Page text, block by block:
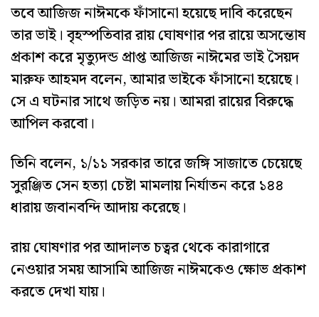
তবে আজিজ নাঈমকে ফাঁসানো হয়েছে দাবি করেছেন
তার ভাই। বৃহস্পতিবার রায় ঘোষণার পর রায়ে অসন্তোষ
প্রকাশ করে মৃত্যুদন্ড প্রাপ্ত আজিজ নাঈমের ভাই সৈয়দ
মারুফ আহমদ বলেন, আমার ভাইকে ফাঁসানো হয়েছে।
সে এ ঘটনার সাথে জড়িত নয়। আমরা রায়ের বিরুদ্ধে
আপিল করবো।
তিনি বলেন, ১/১১ সরকার তারে জঙ্গি সাজাতে চেয়েছে
সুরঞ্জিত সেন হত্যা চেষ্টা মামলায় নির্যাতন করে ১৪৪
ধারায় জবানবন্দি আদায় করেছে।
রায় ঘোষণার পর আদালত চত্বর থেকে কারাগারে
নেওয়ার সময় আসামি আজিজ নাঈমকেও ক্ষোভ প্রকাশ
করতে দেখা যায়।